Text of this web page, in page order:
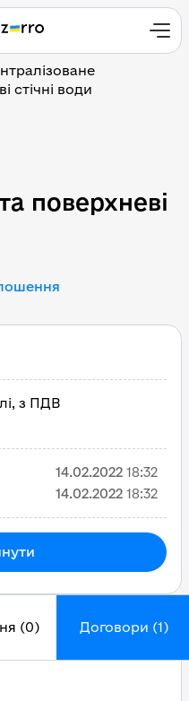
стічні води
поверхневі
(0) Договори (1)
з ПДВ
14.02.2022 18:32
14.02.2022 18:32